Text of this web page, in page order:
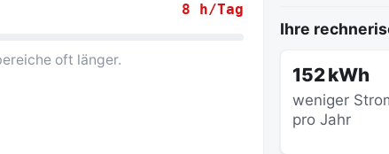
8 h/Tag
oft länger.
Ihre
152 kWh
weniger
pro Jahr